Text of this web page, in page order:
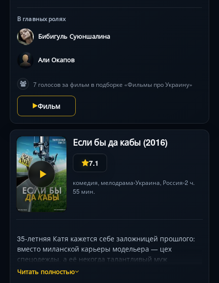
Вскоре безобидные страшилки уступают место
подлинному кошмару: друзья обнаруживают, что
кровавая расплата из рассказов вышла за грани
вымысла. Атмосфера нарастающей паранойи,
харизматичная игра Бибигуль Суюншалиной и Али
создают непредсказуемый триллер, где каждое
прошлое зло может обернуться смертельной
встречей.
В главных ролях
Бибигуль Суюншалина
Али Окапов
7 голосов за фильм в подборке «Фильмы про Украину»
Фильм
Если бы да кабы (2016)
7.1
комедия, мелодрама•Украина, Россия•2 ч.
55 мин.
35-летняя Катя кажется себе заложницей прошлого:
вместо миланской карьеры модельера — цех
спецодежды, а её некогда талантливый муж
превратился в скучного чиновника. Неожиданный
Читать полностью